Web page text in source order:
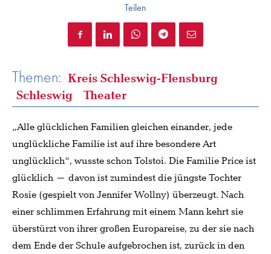
Teilen
Themen: Kreis Schleswig-Flensburg
Schleswig
Theater
„Alle glücklichen Familien gleichen einander, jede
unglückliche Familie ist auf ihre besondere Art
unglücklich“, wusste schon Tolstoi. Die Familie Price ist
glücklich – davon ist zumindest die jüngste Tochter
Rosie (gespielt von Jennifer Wollny) überzeugt. Nach
einer schlimmen Erfahrung mit einem Mann kehrt sie
überstürzt von ihrer großen Europareise, zu der sie nach
dem Ende der Schule aufgebrochen ist, zurück in den